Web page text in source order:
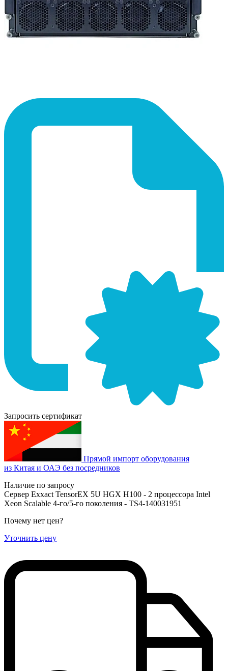
Запросить сертификат
Прямой импорт оборудования
из Китая и ОАЭ без посредников
Наличие по запросу
Сервер Exxact TensorEX 5U HGX H100 - 2 процессора Intel
Xeon Scalable 4-го/5-го поколения - TS4-140031951
Почему нет цен?
Уточнить цену